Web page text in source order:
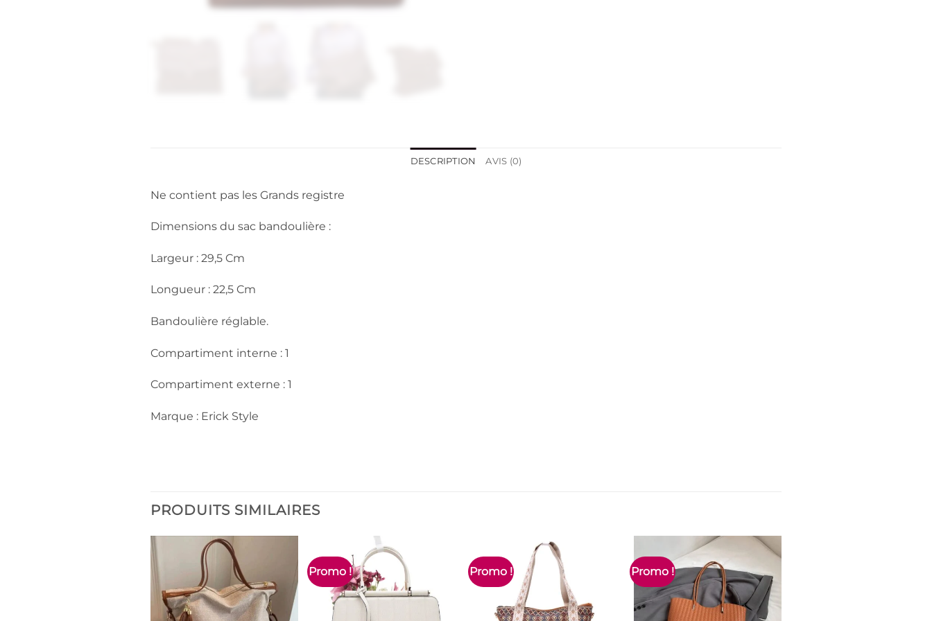
DESCRIPTION AVIS (0)
Ne contient pas les Grands registre
Dimensions du sac bandoulière :
Largeur : 29,5 Cm
Longueur : 22,5 Cm
Bandoulière réglable.
Compartiment interne : 1
Compartiment externe : 1
Marque : Erick Style
PRODUITS SIMILAIRES
Promo ! Promo ! Promo !